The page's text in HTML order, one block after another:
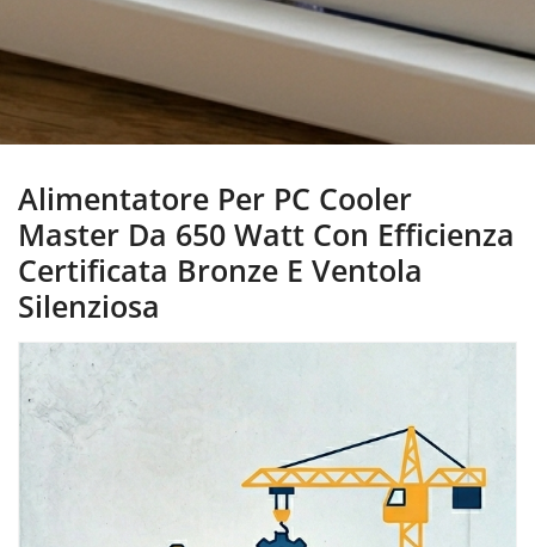
Alimentatore Per PC Cooler
Master Da 650 Watt Con Efficienza
Certificata Bronze E Ventola
Silenziosa